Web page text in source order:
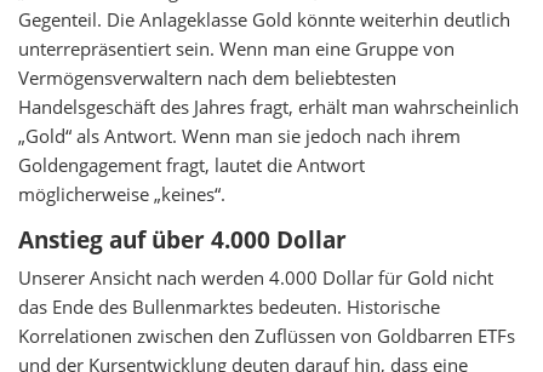
Gegenteil. Die Anlageklasse Gold könnte weiterhin deutlich
unterrepräsentiert sein. Wenn man eine Gruppe von
Vermögensverwaltern nach dem beliebtesten
Handelsgeschäft des Jahres fragt, erhält man wahrscheinlich
„Gold“ als Antwort. Wenn man sie jedoch nach ihrem
Goldengagement fragt, lautet die Antwort
möglicherweise „keines“.
Anstieg auf über 4.000 Dollar
Unserer Ansicht nach werden 4.000 Dollar für Gold nicht
das Ende des Bullenmarktes bedeuten. Historische
Korrelationen zwischen den Zuflüssen von Goldbarren ETFs
und der Kursentwicklung deuten darauf hin, dass eine